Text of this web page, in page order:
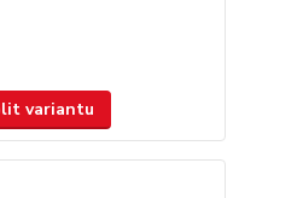
variantu